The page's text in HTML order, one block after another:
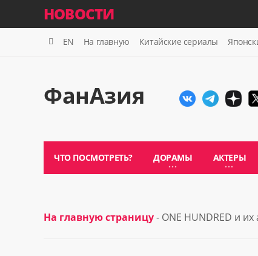
НОВОСТИ
EN На главную Китайские сериалы
ФанАзия
ЧТО ПОСМОТРЕТЬ? ДОРАМЫ АКТЕРЫ
На главную страницу- ONE HUNDRED и их